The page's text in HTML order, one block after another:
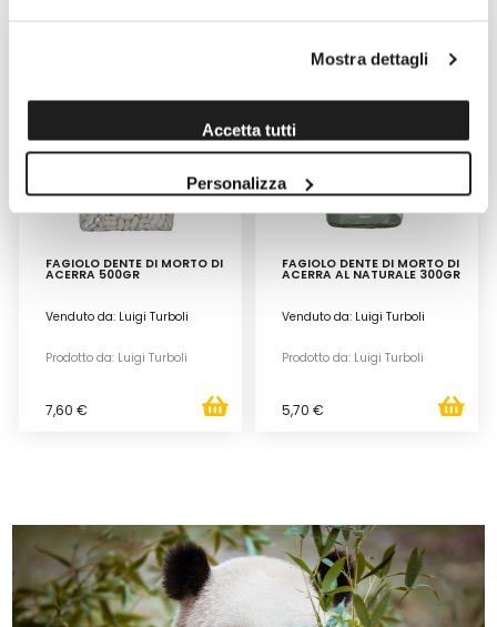
Mostra dettagli
Accetta tutti
Personalizza
FAGIOLO DENTE DI MORTO DI
ACERRA 500GR
Venduto da: Luigi Turboli
Prodotto da: Luigi Turboli
7,60 €
FAGIOLO DENTE DI MORTO DI
ACERRA AL NATURALE 300GR
Venduto da: Luigi Turboli
Prodotto da: Luigi Turboli
5,70 €